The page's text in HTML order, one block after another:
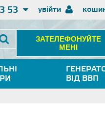
увійти
53
ЗАТЕЛЕФОНУЙТЕ
МЕНІ
ВІД ВВП